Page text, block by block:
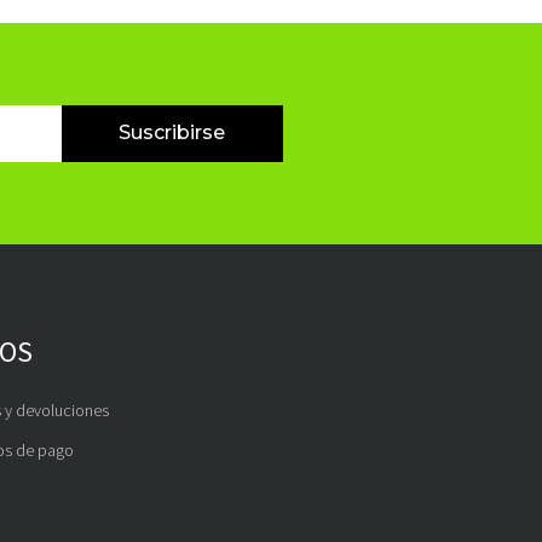
Suscribirse
y devoluciones
de pago